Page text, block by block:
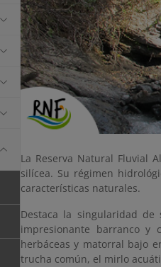
La Reserva Natural Fluvial
silícea. Su régimen
características naturales.
Destaca la singularidad
impresionante barranco
herbáceas y matorral bajo
trucha común, el mirlo